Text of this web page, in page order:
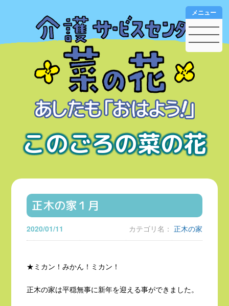
このごろの菜の花
メニュー
正木の家１月
2020/01/11 カテゴリ名： 正木の家
★ミカン！みかん！ミカン！
正木の家は平穏無事に新年を迎える事ができました。